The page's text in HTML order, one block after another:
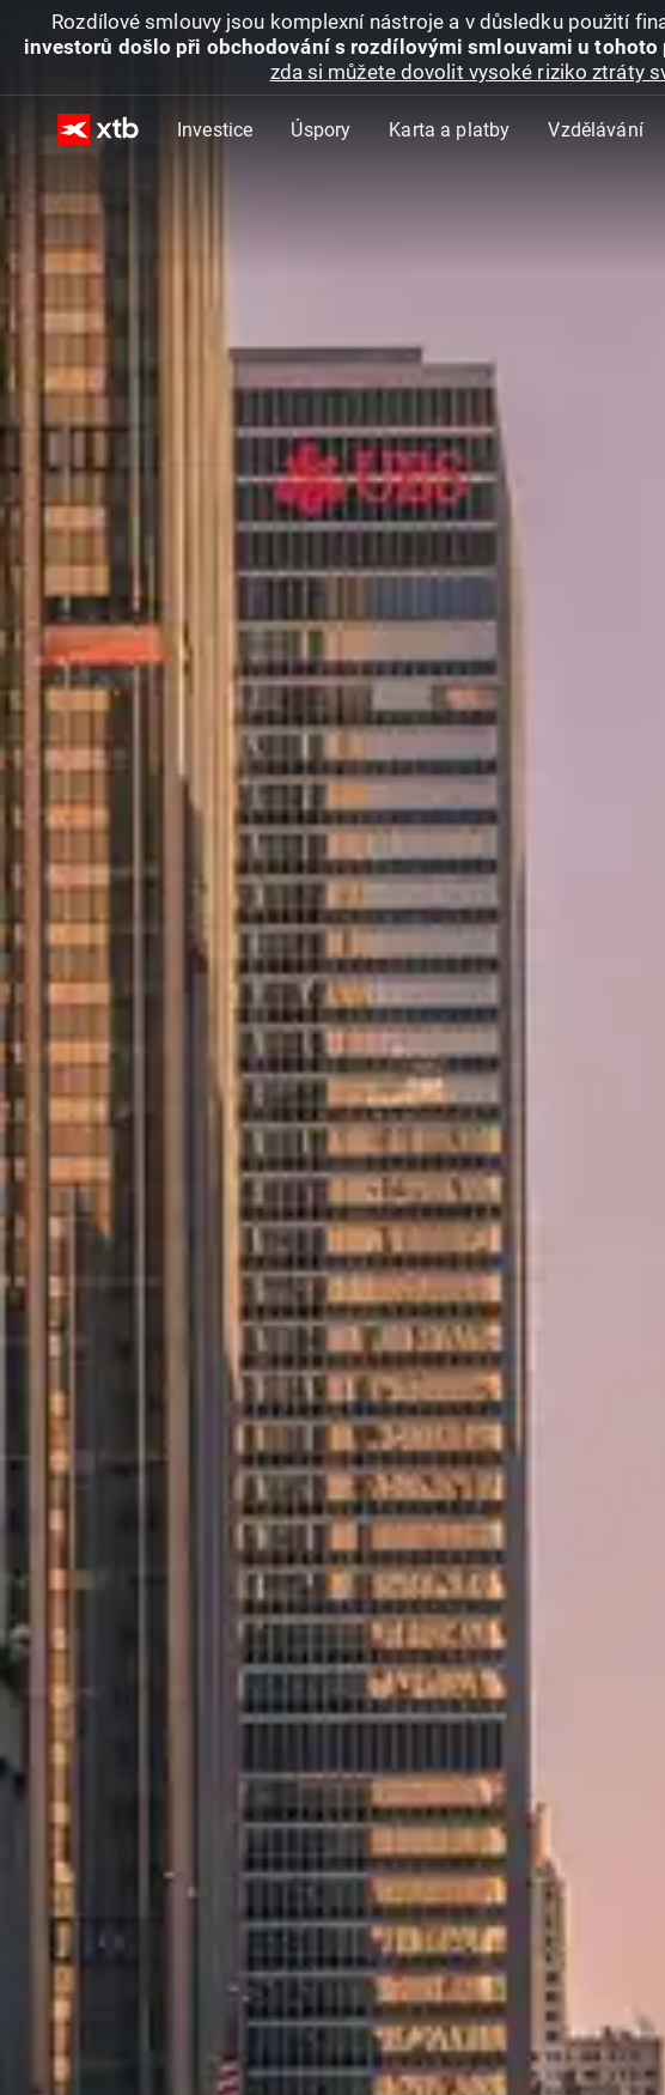
Rozdílové smlouvy jsou komplexní nástroje a v důsledku použití
investorů došlo při obchodování s rozdílovými smlouvami u
zda si můžete dovolit vysoké riziko ztráty
Investice Úspory Karta a platby Vzdělávání